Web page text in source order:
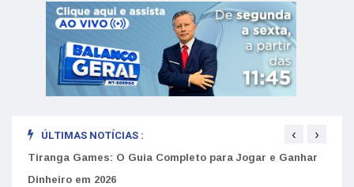
ÚLTIMAS NOTÍCIAS :
Tiranga Games: O Guia Completo para Jogar e Ganhar
Dinheiro em 2026
‹ ›